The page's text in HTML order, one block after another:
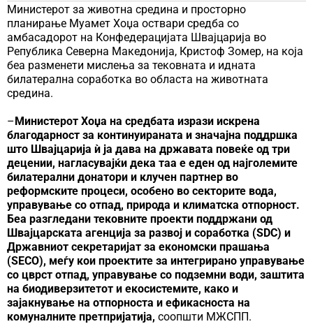
Министерот за животна средина и просторно
планирање Муамет Хоџа оствари средба со
амбасадорот на Конфедерацијата Швајцарија во
Република Северна Македонија, Кристоф Зомер, на која
беа разменети мислења за тековната и идната
билатерална соработка во областа на животната
средина.
–Министерот Хоџа на средбата изрази искрена
благодарност за континуираната и значајна поддршка
што Швајцарија ѝ ја дава на државата повеќе од три
децении, нагласувајќи дека таа е еден од најголемите
билатерални донатори и клучен партнер во
реформските процеси, особено во секторите вода,
управување со отпад, природа и климатска отпорност.
Беа разгледани тековните проекти поддржани од
Швајцарската агенција за развој и соработка (SDC) и
Државниот секретаријат за економски прашања
(SECO), меѓу кои проектите за интегрирано управување
со цврст отпад, управување со подземни води, заштита
на биодиверзитетот и екосистемите, како и
зајакнување на отпорноста и ефикасноста на
комуналните претпријатија, соопшти МЖСПП.